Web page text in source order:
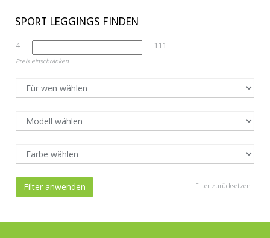
SPORT LEGGINGS FINDEN
4 111
Preis einschränken
Filter zurücksetzen
Filter anwenden